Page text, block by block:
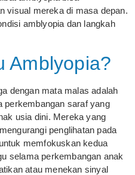
visual mereka di masa depan.
amblyopia dan langkah
Amblyopia?
dengan mata malas adalah
perkembangan saraf yang
usia dini. Mereka yang
penglihatan pada
memfokuskan kedua
selama perkembangan anak
atau menekan sinyal